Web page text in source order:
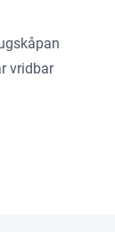
vridbar